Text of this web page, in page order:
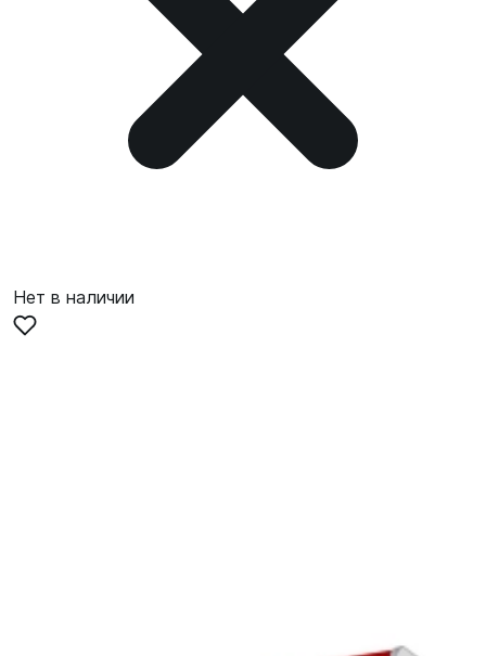
Нет в наличии